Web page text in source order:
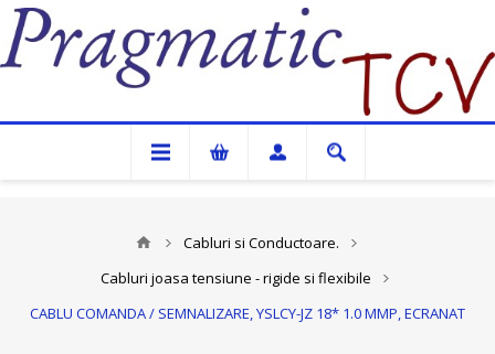
Pragmatic TCV
Cabluri si Conductoare.
Cabluri joasa tensiune - rigide si flexibile
CABLU COMANDA / SEMNALIZARE, YSLCY-JZ 18* 1.0 MMP, ECRANAT